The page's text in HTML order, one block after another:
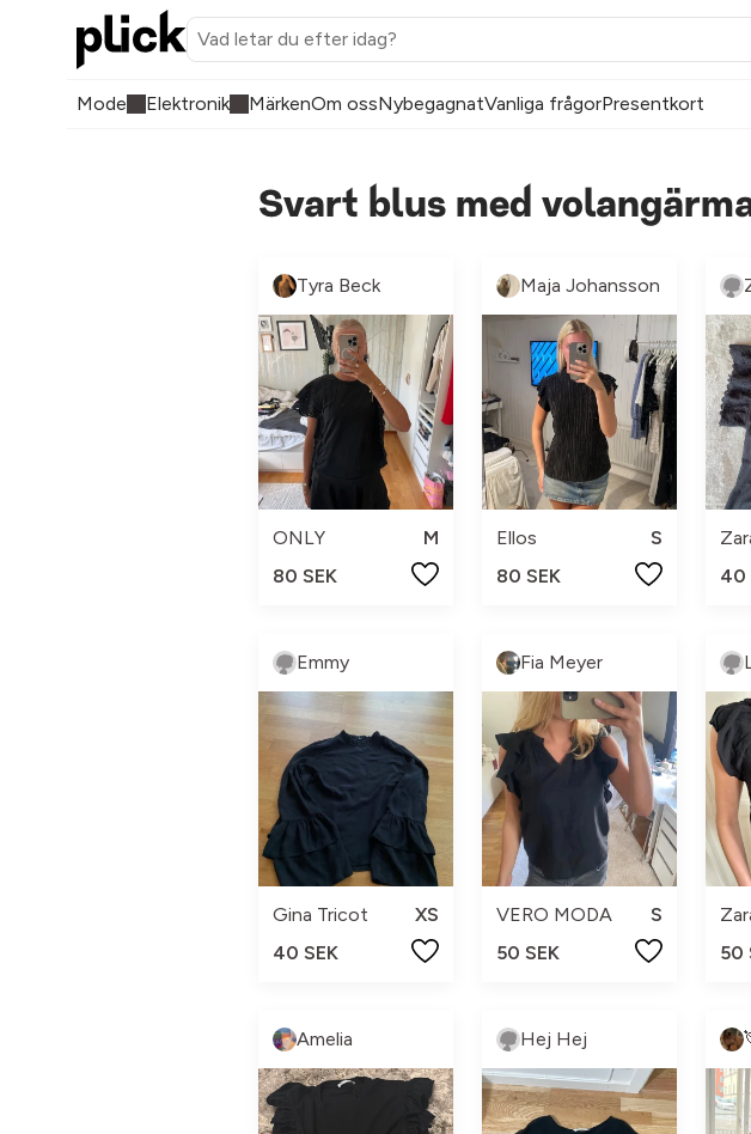
Mode Elektronik MärkenOm ossNybegagnatVanliga frågorPresentkort
Svart blus med
Tyra Beck
ONLY
M
80 SEK
Maja Johansson
Ellos
S
80 SEK
40
Emmy
Gina Tricot
XS
40 SEK
Fia Meyer
VERO MODA
S
50 SEK
50
Amelia Hej Hej